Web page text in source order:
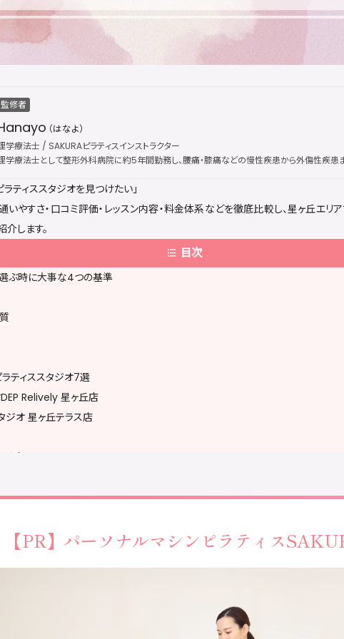
監修者
（はなよ）
学療法士 / SAKURAピラティスインストラクター
学療法士として整形外科病院に約5年間勤務し、腰痛・膝痛などの慢性疾患から外傷性疾患
にてインストラクターとして活動。医療現場で培った解剖学・運動療法の専門知識を土台に
な姿勢改善・疼痛ケアを提供している。出勤枠は公開後すぐに満員となることが多く、キャンセ
誇る。
ティススタジオを見つけたい」
いやすさ・口コミ評価・レッスン内容・料金体系などを徹底比較し、星ヶ丘エリ
します。
目次
ぶ時に大事な4つの基準
ティススタジオ7選
DEP Relively 星ヶ丘店
ジオ 星ヶ丘テラス店
丘店
駅近）
う際の注意
る
【PR】 パーソナルマシンピラティス